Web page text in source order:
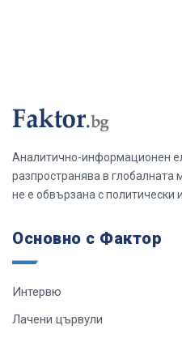
Аналитично-информационен
разпространява в
не е обвързана с политически
Основно с Фактор
Интервю
Лачени цървули